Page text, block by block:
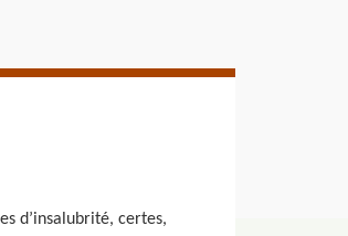
d’insalubrité, certes,